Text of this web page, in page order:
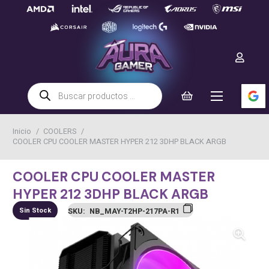
Búsqueda
de
productos
Inicio / COOLERS /
COOLER CPU COOLER MASTER HYPER 212 3DHP BLACK ARGB
COOLER CPU COOLER MASTER
HYPER 212 3DHP BLACK ARGB
Sin Stock SKU: NB_MAY-T2HP-217PA-R1